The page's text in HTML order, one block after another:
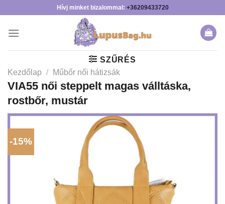
content
Hívj minket bizalommal: +36209433720
SZŰRÉS
Kezdőlap / Műbőr női hátizsák
VIA55 női steppelt magas válltáska,
rostbőr, mustár
-15%